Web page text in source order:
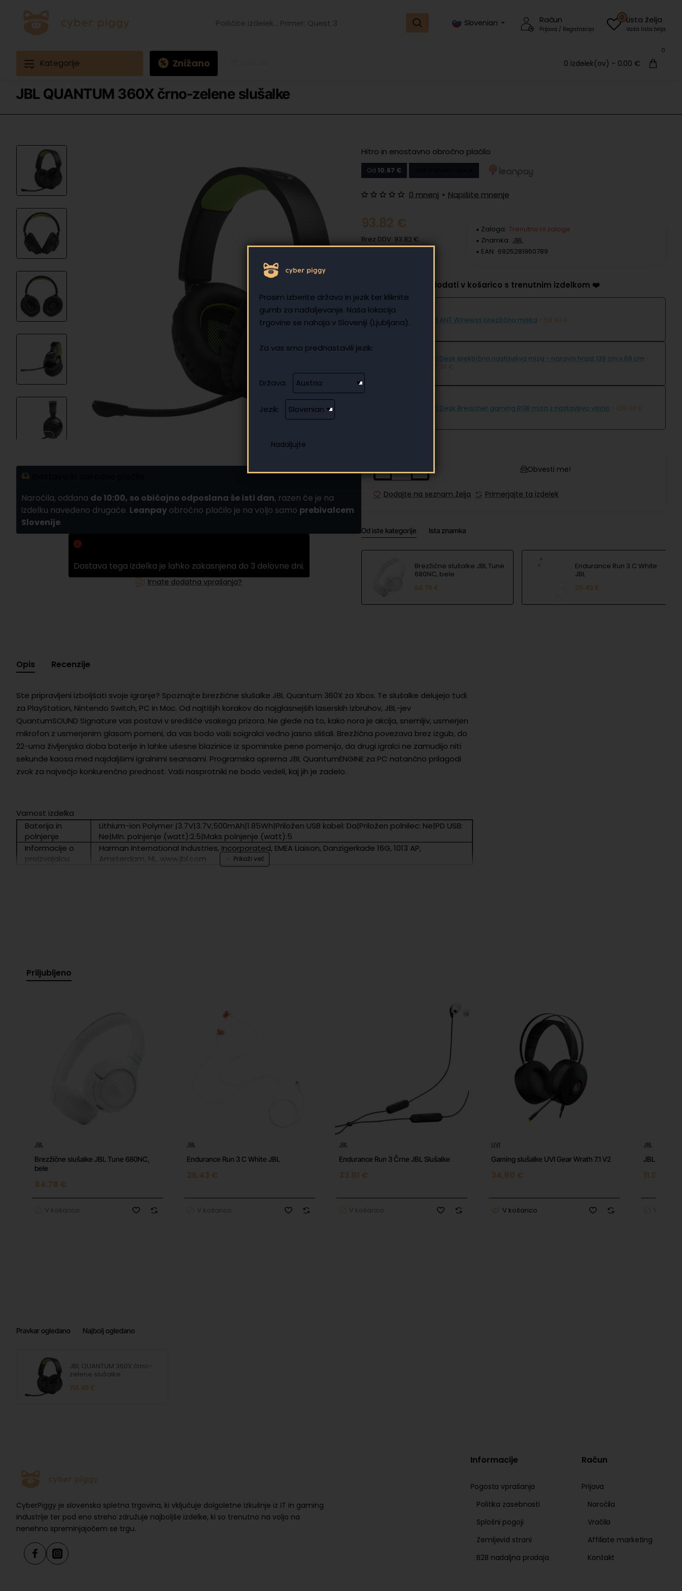
Prosim izberite državo in jezik ter kliknite
gumb za nadaljevanje. Naša lokacija
trgovine se nahaja v Sloveniji (Ljubljana).
Za vas smo prednastavili jezik:
Država:
Jezik:
Poiščite
Quest
Slovenian Račun
Prijava / Registracija
Lista želja
Vaša lista želja
0
Kategorije Znižano 0 izdelek(ov) - 0.00 €
0
JBL QUANTUM 360X črno-zelene slušalke
Naročila, oddana do 10:00, so običajno odposlana še isti dan, razen če je na
izdelku navedeno drugače. Leanpay obročno plačilo je na voljo samo prebivalcem
Slovenije.
Dostava tega izdelka je lahko zakasnjena do 3 delovne dni.
Imate dodatna vprašanja?
Hitro in enostavno obročno plačilo
Od 10.67 €
0 mnenj • Napišite mnenje
93.82 €
Brez DDV: 93.82 €
Zaloga: Trenutno ni zaloge
Znamka: JBL
EAN: 6925281960789
Izberite, če želite dodati v košarico s trenutnim izdelkom ❤️
UVI ANT Wireless brezžična miška - 59.90 €
UVI Desk električno nastavjliva miza - naravni hrast 139 cm x 68 cm -
516.30 €
UVI Desk Breacher gaming RGB miza z nastavljivo višino - 129.00 €
Obvesti me!
Dodajte na seznam želja Primerjajte ta izdelek
Od iste kategorije Ista znamka
Brezžične slušalke JBL Tune
680NC, bele
84.78 €
Endurance Run 3 C White
JBL
25.43 €
Opis Recenzije
Ste pripravljeni izboljšati svoje igranje? Spoznajte brezžične slušalke JBL Quantum 360X za Xbox. Te slušalke delujejo tudi
za PlayStation, Nintendo Switch, PC in Mac. Od najtišjih korakov do najglasnejših laserskih izbruhov, JBL-jev
QuantumSOUND Signature vas postavi v središče vsakega prizora. Ne glede na to, kako nora je akcija, snemljiv, usmerjen
mikrofon z usmerjenim glasom pomeni, da vas bodo vaši soigralci vedno jasno slišali. Brezžična povezava brez izgub, do
22-urna življenjska doba baterije in lahke ušesne blazinice iz spominske pene pomenijo, da drugi igralci ne zamudijo niti
sekunde kaosa med najdaljšimi igralnimi seansami. Programska oprema JBL QuantumENGINE za PC natančno prilagodi
zvok za največjo konkurenčno prednost. Vaši nasprotniki ne bodo vedeli, kaj jih je zadelo.
Varnost izdelka
Baterija in
polnjenje
Lithium-ion Polymer |3.7V|3.7V,500mAh|1.85Wh|Priložen USB kabel: Da|Priložen polnilec: Ne|PD USB:
Ne|Min. polnjenje (watt):2.5|Maks polnjenje (watt):5
Informacije o
proizvajalcu
Harman International Industries, Incorporated, EMEA Liaison, Danzigerkade 16G, 1013 AP,
Amsterdam, NL, www.jbl.com
Harman International Industries, Incorporated, EMEA Liaison, Danzigerkade 16G, 1013 AP,
Priljubljeno
JBL
Brezžične slušalke JBL Tune 680NC,
bele
84.78 €
V košarico
JBL
Endurance Run 3 C White JBL
25.43 €
V košarico
JBL
Endurance Run 3 Črne JBL Slušalke
33.91 €
V košarico
UVI
Gaming slušalke UVI Gear Wrath 7.1 V2
34.90 €
V košarico
JBL
11.01 €
V
Pravkar ogledano Najbolj ogledano
JBL QUANTUM 360X črno-
zelene slušalke
114.46 €
CyberPiggy je slovenska spletna trgovina, ki vključuje dolgoletne izkušnje iz IT in gaming
industrije ter pod eno streho združuje najboljše izdelke, ki so trenutno na voljo na
nenehno spreminjajočem se trgu.
Informacije
Pogosta vprašanja
Politika zasebnosti
Splošni pogoji
Zemljevid strani
B2B nadaljna prodaja
Račun
Prijava
Naročila
Vračila
Affiliate marketing
Kontakt